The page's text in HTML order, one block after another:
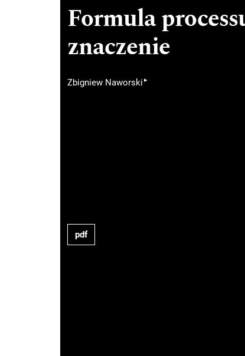
Formula
znaczenie
Zbigniew Naworski ▸
pdf